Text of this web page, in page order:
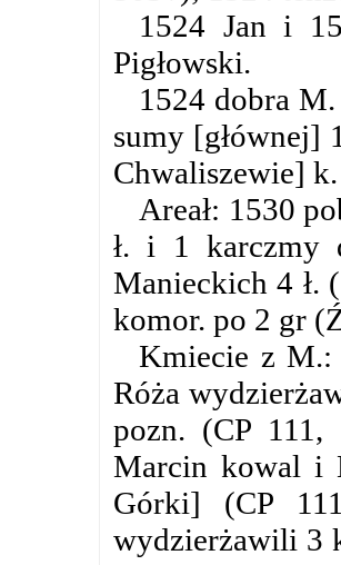
1524 Jan i
Pigłowski.
1524 dobra
sumy [głównej]
Chwaliszewie]
Areał: 1530
ł. i 1 karczmy
Manieckich 4 ł.
komor. po 2 gr
Kmiecie z
Róża
pozn. (CP
Marcin kowal i
Górki] (CP
wydzierżawili 3